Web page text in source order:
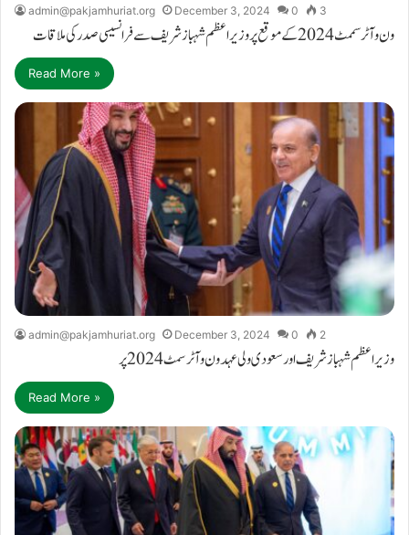
admin@pakjamhuriat.org December 3, 2024 0 3
ون وآٹر سممٹ2024 کے موقع پر وزیر اعظم شہباز شریف سے فرانسیسی صدرکی ملاقات
Read More »
admin@pakjamhuriat.org December 3, 2024 0 2
وزیر اعظم شہباز شریف اور سعودی ولی عہد ون وآٹر سمٹ 2024 پر
Read More »